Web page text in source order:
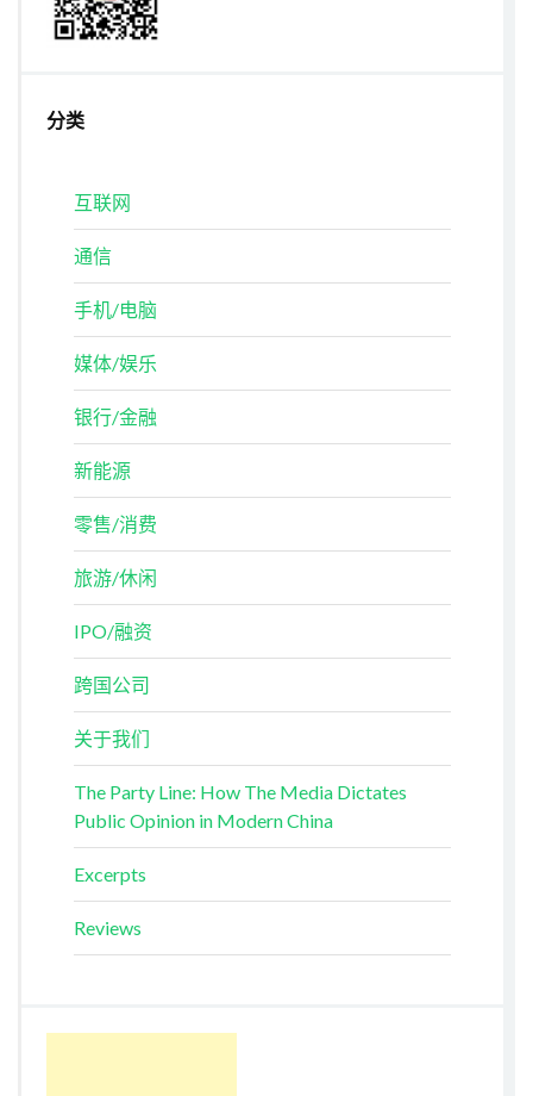
分类
互联网
通信
手机/电脑
媒体/娱乐
银行/金融
新能源
零售/消费
旅游/休闲
IPO/融资
跨国公司
关于我们
The Party Line: How The Media Dictates
Public Opinion in Modern China
Excerpts
Reviews